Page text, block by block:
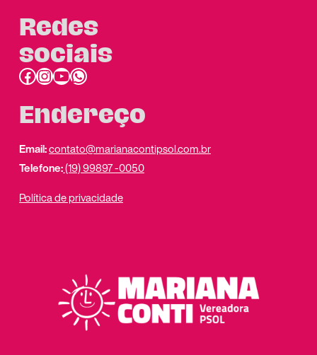
Redes
sociais
Facebook InstagramYoutube link do whatsapp
Endereço
Email:contato@marianacontipsol.com.br
Telefone:(19) 99897 -0050
Política de privacidade